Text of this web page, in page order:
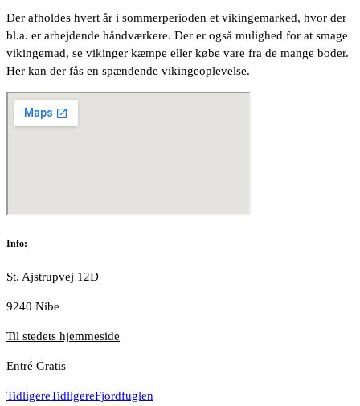
Der afholdes hvert år i sommerperioden et vikingemarked, hvor der
bl.a. er arbejdende håndværkere. Der er også mulighed for at smage
vikingemad, se vikinger kæmpe eller købe vare fra de mange boder.
Her kan der fås en spændende vikingeoplevelse.
Info:
St. Ajstrupvej 12D
9240 Nibe
Til stedets hjemmeside
Entré Gratis
TidligereTidligereFjordfuglen